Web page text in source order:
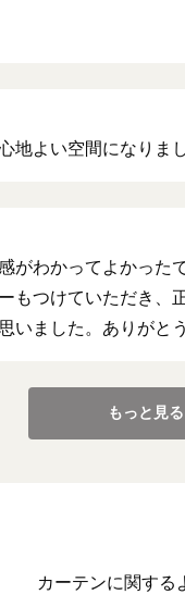
地よい空間になりまし
がわかってよかったで
もつけていただき、
いました。ありがと
もっと見る
カーテンに関する